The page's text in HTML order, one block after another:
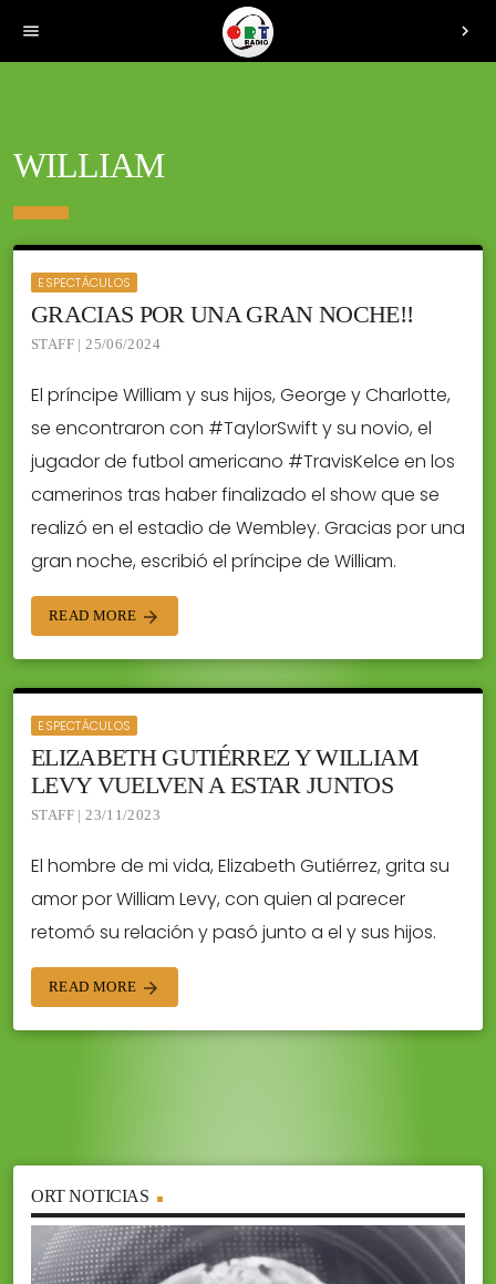
menu chevron_right
WILLIAM
ESPECTÁCULOS
GRACIAS POR UNA GRAN NOCHE!!
STAFF | 25/06/2024
El príncipe William y sus hijos, George y Charlotte,
se encontraron con #TaylorSwift y su novio, el
jugador de futbol americano #TravisKelce en los
camerinos tras haber finalizado el show que se
realizó en el estadio de Wembley. Gracias por una
gran noche, escribió el príncipe de William.
READ MORE arrow_forward
ESPECTÁCULOS
ELIZABETH GUTIÉRREZ Y WILLIAM
LEVY VUELVEN A ESTAR JUNTOS
STAFF | 23/11/2023
El hombre de mi vida, Elizabeth Gutiérrez, grita su
amor por William Levy, con quien al parecer
retomó su relación y pasó junto a el y sus hijos.
READ MORE arrow_forward
ORT NOTICIAS